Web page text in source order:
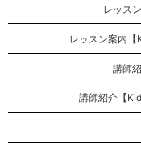
レッス
レッスン案内【
講師
講師紹介【